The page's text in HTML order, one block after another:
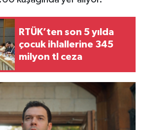
RTÜK’ten son 5 yılda
çocuk ihlallerine 345
milyon tl ceza